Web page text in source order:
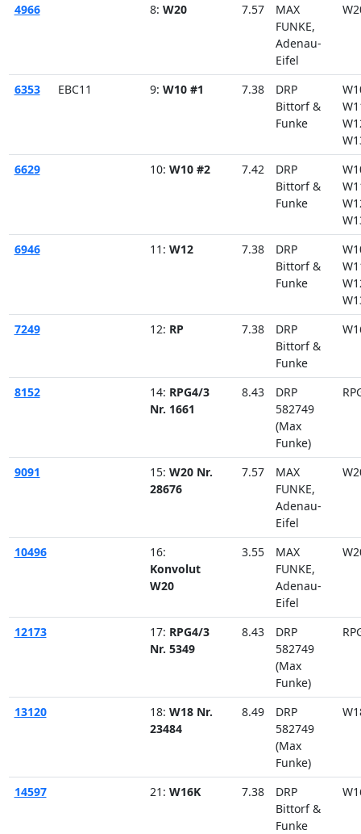
4966 8: W20 7.57
MAX
FUNKE,
Adenau-
Eifel
6353 EBC11 9: W10 #1 7.38
DRP
Bittorf &
Funke
6629
10: W10 #2 7.42
DRP
Bittorf &
Funke
6946
11: W12 7.38
DRP
Bittorf &
Funke
7249
12: RP 7.38
DRP
Bittorf &
Funke
8152 14: RPG4/3
Nr. 1661
8.43
DRP
582749
(Max
Funke)
9091 15: W20 Nr.
28676
7.57
MAX
FUNKE,
Adenau-
Eifel
10496
16:
Konvolut
W20
3.55
MAX
FUNKE,
Adenau-
Eifel
12173 17: RPG4/3
Nr. 5349
8.43
DRP
582749
(Max
Funke)
13120 18: W18 Nr.
23484
8.49
DRP
582749
(Max
Funke)
14597 21: W16K 7.38
DRP
Bittorf &
Funke